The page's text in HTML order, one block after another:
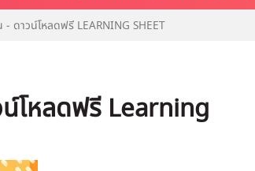
ดาวน์โหลดฟรี LEARNING SHEET
โหลดฟรี Learning